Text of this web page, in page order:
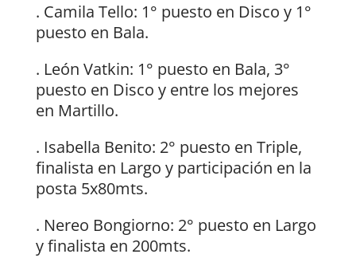
. Camila Tello: 1° puesto en Disco y 1°
puesto en Bala.
. León Vatkin: 1° puesto en Bala, 3°
puesto en Disco y entre los mejores
en Martillo.
. Isabella Benito: 2° puesto en Triple,
finalista en Largo y participación en la
posta 5x80mts.
. Nereo Bongiorno: 2° puesto en Largo
y finalista en 200mts.